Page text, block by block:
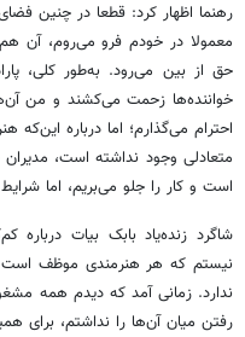
رهنما اظهار کرد: قطعا در چنین
معمولا در خودم فرو می‌روم، آن
حق از بین می‌رود. به‌طور کلی،
خواننده‌ها زحمت می‌کشند و من
احترام می‌گذارم؛ اما درباره
متعادلی وجود نداشته است،
است و کار را جلو می‌بریم، اما
شاگرد زنده‌یاد بابک بیات
نیستم که هر هنرمندی موظف است
ندارد. زمانی آمد که دیدم همه
رفتن میان آن‌ها را نداشتم، برای